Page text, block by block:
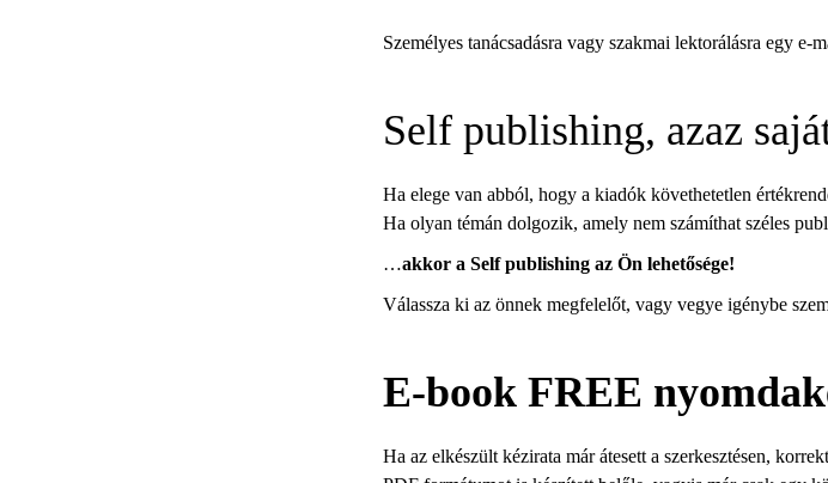
Személyes tanácsadásra vagy szakmai lektorálásra egy
Self publishing, azaz
Ha elege van abból, hogy a kiadók követhetetlen
Ha olyan témán dolgozik, amely nem számíthat széles
…akkor a Self publishing az Ön lehetősége!
Válassza ki az önnek megfelelőt, vagy vegye igénybe
E-book FREE
Ha az elkészült kézirata már átesett a szerkesztésen,